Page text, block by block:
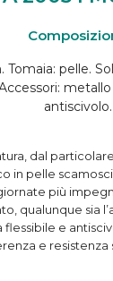
Tomaia: pelle.
antiscivolo.
dal
in pelle
più
qualunque sia
flessibile e
e resistenza